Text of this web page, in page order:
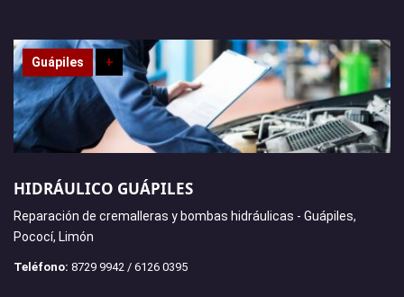
Guápiles +
HIDRÁULICO GUÁPILES
Reparación de cremalleras y bombas hidráulicas - Guápiles,
Pococí, Limón
Teléfono: 8729 9942 / 6126 0395